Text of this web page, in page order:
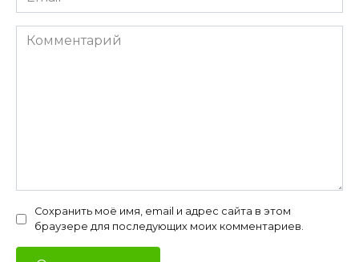
*
Комментарий
Сохранить моё имя, email и адрес сайта в этом
браузере для последующих моих комментариев.